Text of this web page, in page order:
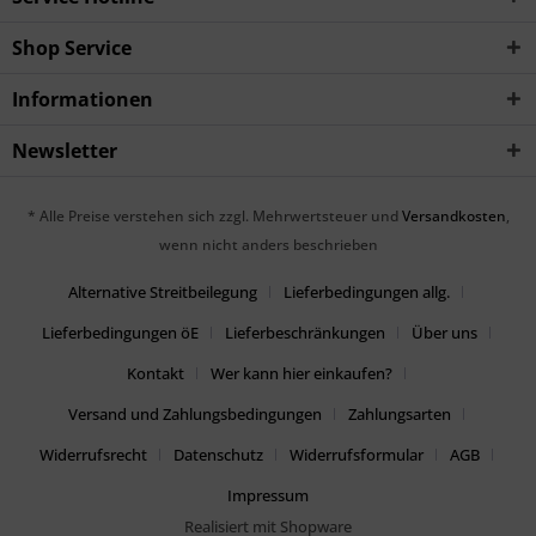
Shop Service
Informationen
Newsletter
* Alle Preise verstehen sich zzgl. Mehrwertsteuer und Versandkosten,
wenn nicht anders beschrieben
Alternative Streitbeilegung
Lieferbedingungen allg.
Lieferbedingungen öE
Lieferbeschränkungen
Über uns
Kontakt
Wer kann hier einkaufen?
Versand und Zahlungsbedingungen
Zahlungsarten
Widerrufsrecht
Datenschutz Widerrufsformular
AGB
Impressum
Realisiert mit Shopware